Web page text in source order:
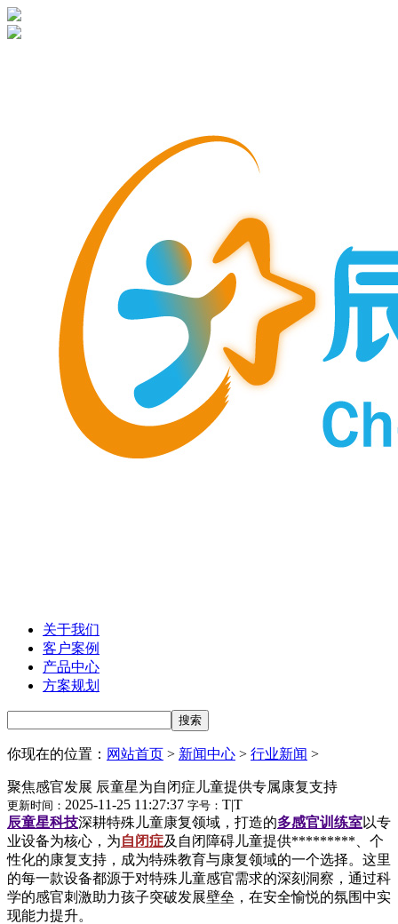
关于我们
客户案例
产品中心
方案规划
你现在的位置： 网站首页 > 新闻中心 > 行业新闻 >
聚焦感官发展 辰童星为自闭症儿童提供专属康复支持
更新时间： 2025-11-25 11:27:37 字号： T|T
辰童星科技深耕特殊儿童康复领域，打造的多感官训练室以专
业设备为核心，为自闭症及自闭障碍儿童提供*********、个
性化的康复支持，成为特殊教育与康复领域的一个选择。这里
的每一款设备都源于对特殊儿童感官需求的深刻洞察，通过科
学的感官刺激助力孩子突破发展壁垒，在安全愉悦的氛围中实
现能力提升。